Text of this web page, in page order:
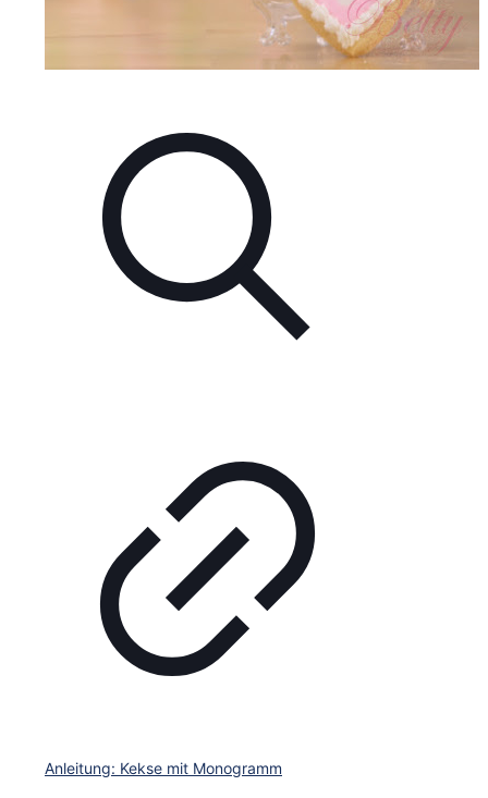
Anleitung: Kekse mit Monogramm